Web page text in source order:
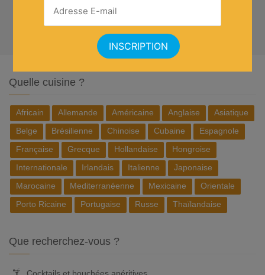
Quelle cuisine ?
Africain Allemande Américaine Anglaise
Asiatique
Belge
Brésilienne Chinoise Cubaine
Espagnole
Française
Grecque Hollandaise
Hongroise
Internationale
Irlandais Italienne
Japonaise
Marocaine
Mediterranéenne Mexicaine
Orientale
Porto Ricaine
Portugaise Russe Thaïlandaise
Que recherchez-vous ?